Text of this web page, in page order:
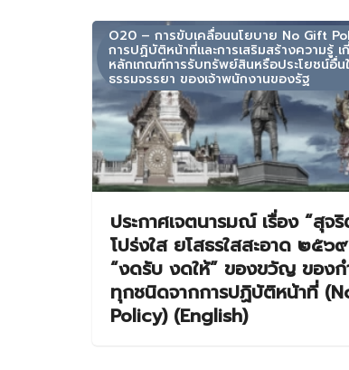
O20 – การขับเคลื่อนนโยบาย No Gift
การปฏิบัติหน้าที่และการเสริมสร้างความรู้ เ
หลักเกณฑ์การรับทรัพย์สินหรือประโยชน์อื่น
ธรรมจรรยา ของเจ้าพนักงานของรัฐ
ประกาศเจตนารมณ์ เรื่อง “สุจ
โปร่งใส ยโสธรใสสะอาด ๒๕๖
“งดรับ งดให้” ของขวัญ ของ
ทุกชนิดจากการปฏิบัติหน้าที่
Policy) (English)